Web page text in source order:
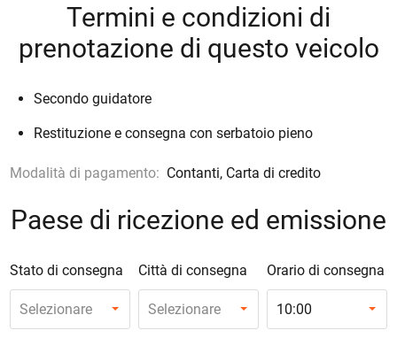
Termini e condizioni di
prenotazione di questo veicolo
Secondo guidatore
Restituzione e consegna con serbatoio pieno
Modalità di pagamento: Contanti, Carta di credito
Paese di ricezione ed emissione
Stato di consegna Città di consegna Orario di consegna
Selezionare Selezionare 10:00